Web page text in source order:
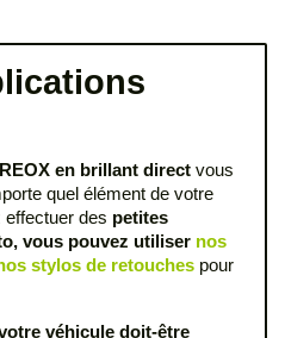
en brillant direct vous
quel élément de votre
des petites
vous pouvez utiliser nos
stylos de retouches pour
véhicule doit-être